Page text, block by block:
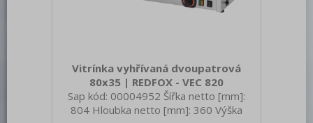
Vitrínka vyhřívaná dvoupatrová
80x35 | REDFOX - VEC 820
Sap kód: 00004952 Šířka netto [mm]:
804 Hloubka netto [mm]: 360 Výška